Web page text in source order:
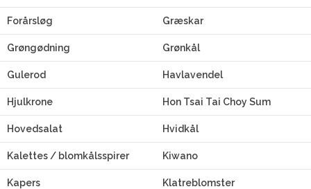
Forårsløg Græskar
Grøngødning Grønkål
Gulerod Havlavendel
Hjulkrone Hon Tsai Tai Choy Sum
Hovedsalat Hvidkål
Kalettes / blomkålsspirer Kiwano
Kapers Klatreblomster